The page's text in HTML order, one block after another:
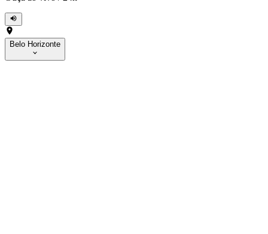
Belo Horizonte